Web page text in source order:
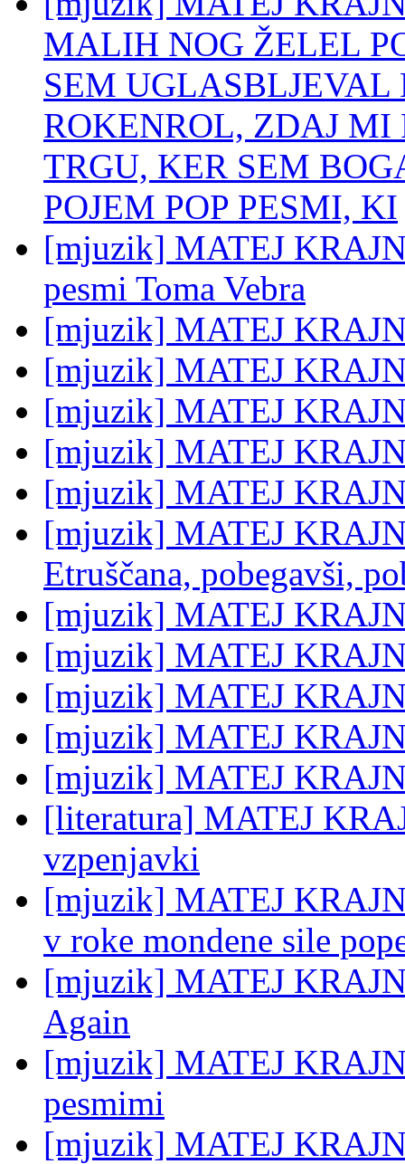
MALIH NOG ŽELEL
SEM
ROKENROL, ZDAJ MI
TRGU, KER SEM
POJEM POP PESMI, KI
[mjuzik] MATEJ
pesmi Toma Vebra
[mjuzik] MATEJ
[mjuzik] MATEJ
[mjuzik] MATEJ
[mjuzik] MATEJ
[mjuzik] MATEJ
[mjuzik] MATEJ
Etruščana, pobegavši,
[mjuzik] MATEJ
[mjuzik] MATEJ
[mjuzik] MATEJ
[mjuzik] MATEJ
[mjuzik] MATEJ
[literatura] MATEJ
vzpenjavki
[mjuzik] MATEJ
v roke mondene sile
[mjuzik] MATEJ
Again
[mjuzik] MATEJ
pesmimi
[mjuzik] MATEJ